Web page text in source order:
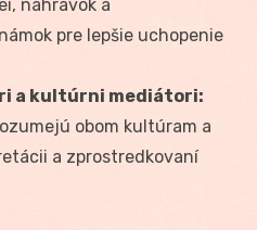
nahrávok a
pre lepšie uchopenie
a kultúrni mediátori:
obom kultúram a
a zprostredkovaní